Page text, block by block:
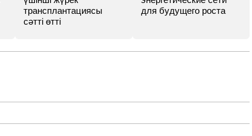
трансплантациясы
сәтті өтті
для будущего роста